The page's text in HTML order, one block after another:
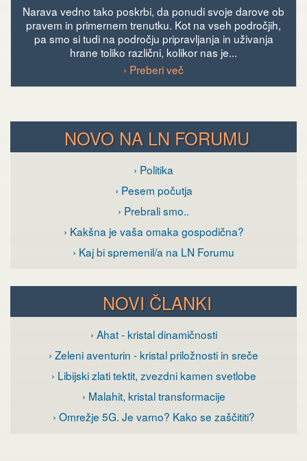
Narava vedno tako poskrbi, da ponudi svoje darove ob
pravem in primernem trenutku. Kot na vseh področjih,
pa smo si tudi na področju pripravljanja in uživanja
hrane toliko različni, kolikor nas je...
› Preberi več
NOVO NA LN FORUMU
› Politika
› Pesem počutja
› Prebrali smo..
› Kakšna je vaša omaka gospodična?
› Kaj bi spremenil/a na LN Forumu
NOVI ČLANKI
› Ahat - kristal dinamičnosti
› Zeleni aventurin - kristal priložnosti in sreče
› Libijski zlati tektit, zvezdni kamen svetlobe
› Malahit, kristal transformacije
› Omrežje 5G. Je varno? Kako se zaščititi?